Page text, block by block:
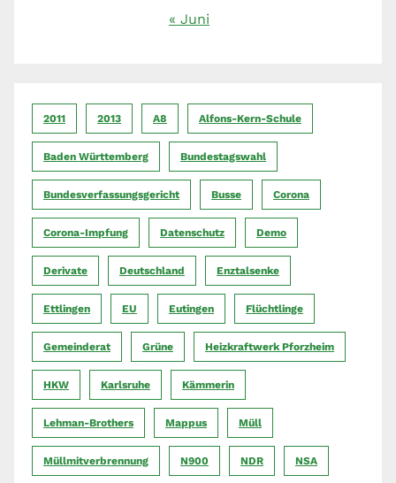
« Juni
2011 2013 A8 Alfons-Kern-Schule
Baden Württemberg Bundestagswahl
Bundesverfassungsgericht Busse Corona
Corona-Impfung Datenschutz Demo
Derivate Deutschland Enztalsenke
Ettlingen EU Eutingen Flüchtlinge
Gemeinderat Grüne Heizkraftwerk Pforzheim
HKW Karlsruhe Kämmerin
Lehman-Brothers Mappus Müll
Müllmitverbrennung N900 NDR NSA